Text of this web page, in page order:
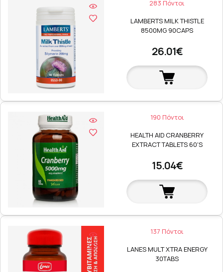
283 Πόντοι
LAMBERTS MILK THISTLE
8500MG 90CAPS
26.01€
190 Πόντοι
HEALTH AID CRANBERRY
EXTRACT TABLETS 60'S
15.04€
137 Πόντοι
LANES MULT XTRA ENERGY
30TABS